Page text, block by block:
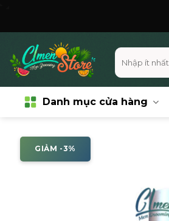
Tìm
kiếm:
Danh mục cửa hàng
GIẢM -3%